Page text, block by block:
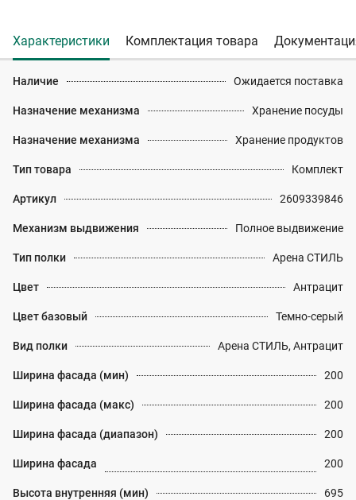
Характеристики Комплектация товара
Наличие Ожидается поставка
Назначение механизма Хранение посуды
Назначение механизма Хранение продуктов
Тип товара Комплект
Артикул 2609339846
Механизм выдвижения Полное выдвижение
Тип полки Арена СТИЛЬ
Цвет Антрацит
Цвет базовый Темно-серый
Вид полки Арена СТИЛЬ, Антрацит
Ширина фасада (мин) 200
Ширина фасада (макс) 200
Ширина фасада (диапазон) 200
Ширина фасада 200
Высота внутренняя (мин) 695